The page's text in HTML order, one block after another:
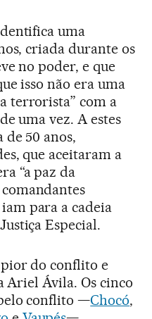
uma
criada durante os
no poder, e que
isso não era uma
terrorista” com a
uma vez. A estes
de 50 anos,
que aceitaram a
“a paz da
para a cadeia
Especial.
do conflito e
Ariel Ávila. Os cinco
conflito —Chocó,